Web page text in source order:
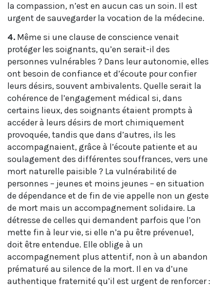
la compassion, n’est en aucun cas un soin. Il est
urgent de sauvegarder la vocation de la médecine.
4. Même si une clause de conscience venait
protéger les soignants, qu’en serait-il des
personnes vulnérables ? Dans leur autonomie, elles
ont besoin de confiance et d’écoute pour confier
leurs désirs, souvent ambivalents. Quelle serait la
cohérence de l’engagement médical si, dans
certains lieux, des soignants étaient prompts à
accéder à leurs désirs de mort chimiquement
provoquée, tandis que dans d’autres, ils les
accompagnaient, grâce à l’écoute patiente et au
soulagement des différentes souffrances, vers une
mort naturelle paisible ? La vulnérabilité de
personnes – jeunes et moins jeunes – en situation
de dépendance et de fin de vie appelle non un geste
de mort mais un accompagnement solidaire. La
détresse de celles qui demandent parfois que l’on
mette fin à leur vie, si elle n’a pu être prévenue1,
doit être entendue. Elle oblige à un
accompagnement plus attentif, non à un abandon
prématuré au silence de la mort. Il en va d’une
authentique fraternité qu’il est urgent de renforcer :